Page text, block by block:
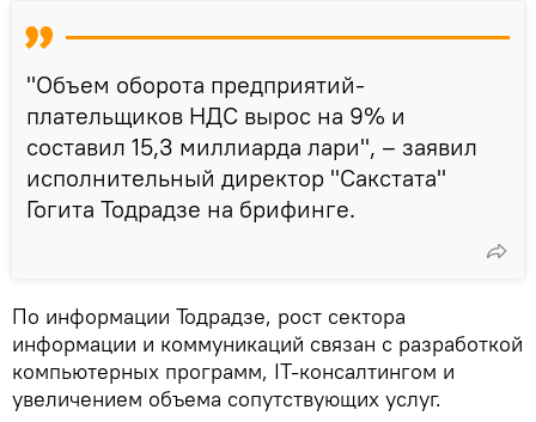
"Объем оборота предприятий-
плательщиков НДС вырос на 9% и
составил 15,3 миллиарда лари", – заявил
исполнительный директор "Сакстата"
Гогита Тодрадзе на брифинге.
По информации Тодрадзе, рост сектора
информации и коммуникаций связан с разработкой
компьютерных программ, IT-консалтингом и
увеличением объема сопутствующих услуг.